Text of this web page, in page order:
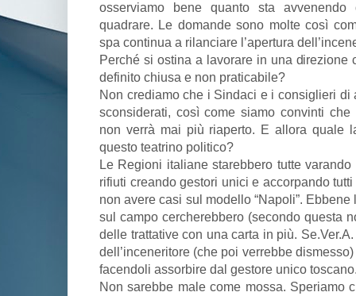
osserviamo bene quanto sta
quadrare. Le domande sono molte così
spa continua a rilanciare l’apertura
Perché si ostina a lavorare in una
definito chiusa e non praticabile?
Non crediamo che i Sindaci e i consiglieri
sconsiderati, così come siamo convinti
non verrà mai più riaperto. E allora quale
questo teatrino politico?
Le Regioni italiane starebbero tutte
rifiuti creando gestori unici e accorpando
non avere casi sul modello “Napoli”.
sul campo cercherebbero (secondo questa
delle trattative con una carta in più.
dell’inceneritore (che poi verrebbe
facendoli assorbire dal gestore unico
Non sarebbe male come mossa. Speriamo